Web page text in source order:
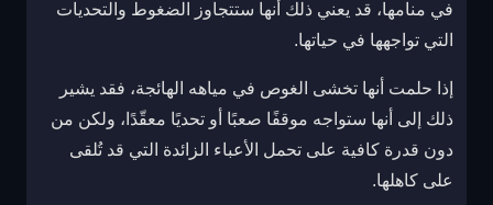
في منامها، قد يعني ذلك أنها ستتجاوز الضغوط والتحديات
التي تواجهها في حياتها.
إذا حلمت أنها تخشى الغوص في مياهه الهائجة، فقد يشير
ذلك إلى أنها ستواجه موقفًا صعبًا أو تحديًا معقّدًا، ولكن من
دون قدرة كافية على تحمل الأعباء الزائدة التي قد تُلقى
على كاهلها.